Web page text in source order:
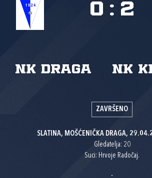
NK Draga NK
0 : 2
ZAVRŠENO
SLATINA, MOŠĆENIČKA DRAGA,
Gledatelja: 20
Suci: Hrvoje Radočaj.